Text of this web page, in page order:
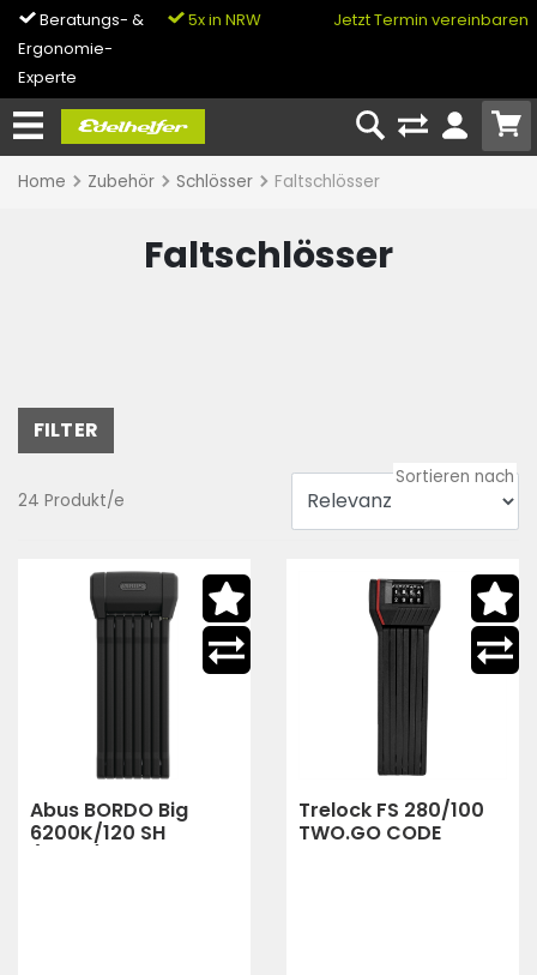
Beratungs- &
Ergonomie-
Experte
5x in NRW
0% Finanzierung
Jetzt Termin vereinbaren
Home Zubehör Schlösser Faltschlösser
Faltschlösser
FILTER
24 Produkt/e
Abus BORDO Big
6200K/120 SH
Trelock FS 280/100
TWO.GO CODE